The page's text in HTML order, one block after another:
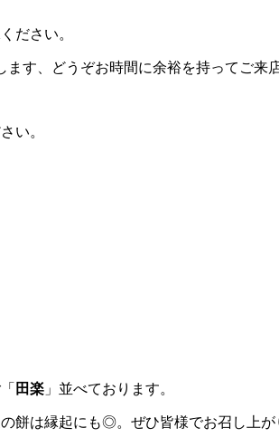
ださい。
す、どうぞお時間に余裕を持ってご来
い。
田楽 」並べております。
餅は縁起にも◎。ぜひ皆様でお召し上が